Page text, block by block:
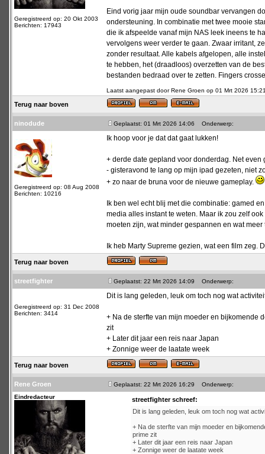
Geregistreerd op: 20 Okt 2003
Berichten: 17943
Eind vorig jaar mijn oude soundbar vervangen
ondersteuning. In combinatie met twee mooie
die ik afspeelde vanaf mijn NAS leek ineens te
vervolgens weer verder te gaan. Zwaar irritant,
zonder resultaat. Alle kabels afgelopen, alle
te hebben, het (draadloos) overzetten van de
bestanden bedraad over te zetten. Fingers
Laatst aangepast door Rene Groen op 01 Mrt 2026
Terug naar boven
ninodude Geplaatst: 01 Mrt 2026 14:06 Onderwerp:
Geregistreerd op: 08 Aug 2008
Berichten: 10216
Ik hoop voor je dat dat gaat lukken!
+ derde date gepland voor donderdag. Net
- gisteravond te lang op mijn ipad gezeten, niet
+ zo naar de bruna voor de nieuwe gameplay.
Ik ben wel echt blij met die combinatie: gamed
media alles instant te weten. Maar ik zou zelf
moeten zijn, wat minder gespannen en wat
Ik heb Marty Supreme gezien, wat een film zeg.
Terug naar boven
streetfighter Geplaatst: 22 Mrt 2026 14:09 Onderwerp:
Geregistreerd op: 31 Dec 2008
Berichten: 3414
Dit is lang geleden, leuk om toch nog wat
+ Na de sterfte van mijn moeder en bijkomende
zit
+ Later dit jaar een reis naar Japan
+ Zonnige weer de laatate week
Terug naar boven
Rene Groen Geplaatst: 22 Mrt 2026 16:29
Onderwerp:
Eindredacteur
streetfighter schreef:
Dit is lang geleden, leuk om toch nog wat
+ Na de sterfte van mijn moeder en
prime zit
+ Later dit jaar een reis naar Japan
+ Zonnige weer de laatate week